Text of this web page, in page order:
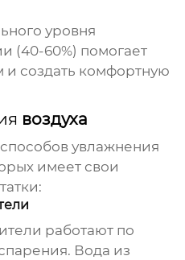
уровня
(40-60%) помогает
и создать комфортную
воздуха
увлажнения
имеет свои
работают по
Вода из